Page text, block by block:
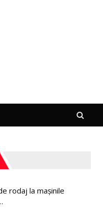
rodaj la mașinile